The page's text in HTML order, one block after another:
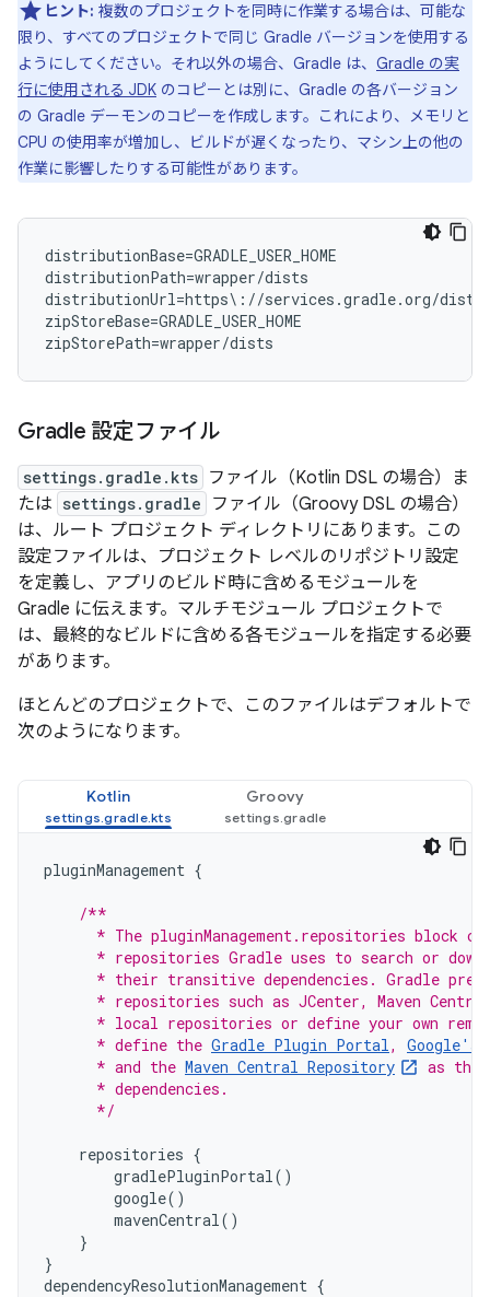
ヒント: 複数のプロジェクトを同時に作業する場合は、可能な
限り、すべてのプロジェクトで同じ Gradle バージョンを使用する
ようにしてください。それ以外の場合、Gradle は、 Gradle の実
行に使用される JDK のコピーとは別に、Gradle の各バージョン
の Gradle デーモンのコピーを作成します。これにより、メモリと
CPU の使用率が増加し、ビルドが遅くなったり、マシン上の他の
作業に影響したりする可能性があります。
distributionBase=GRADLE_USER_HOME
distributionPath=wrapper/dists
distributionUrl=https\://services.gradle.org/
zipStoreBase=GRADLE_USER_HOME
Gradle 設定ファイル
settings.gradle.kts ファイル（Kotlin DSL の場合）ま
たは settings.gradle
ファイル（Groovy DSL の場合）
は、ルート プロジェクト ディレクトリにあります。この
設定ファイルは、プロジェクト レベルのリポジトリ設定
を定義し、アプリのビルド時に含めるモジュールを
Gradle に伝えます。マルチモジュール プロジェクトで
は、最終的なビルドに含める各モジュールを指定する必要
があります。
ほとんどのプロジェクトで、このファイルはデフォルトで
次のようになります。
Kotlin Groovy
pluginManagement {
/**
* The pluginManagement.repositories block
* repositories Gradle uses to search or
* their transitive dependencies. Gradle
* repositories such as JCenter, Maven
* local repositories or define your own
      * define the
Gradle Plugin Portal, Google's
      * and the
Maven Central Repository
as the
      * dependencies.
      */
repositories {
gradlePluginPortal()
google()
mavenCentral()
}
}
dependencyResolutionManagement {